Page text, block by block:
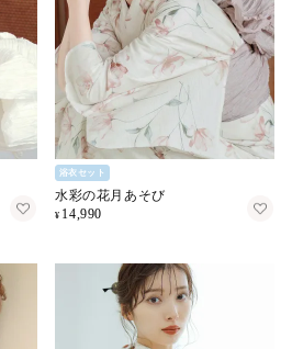
浴衣セット
水彩の花月あそび
¥ 14,990